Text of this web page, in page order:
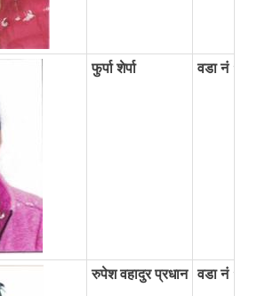
फुर्पा शेर्पा वडा नं १
रुपेश वहादुर प्रधान वडा नं १